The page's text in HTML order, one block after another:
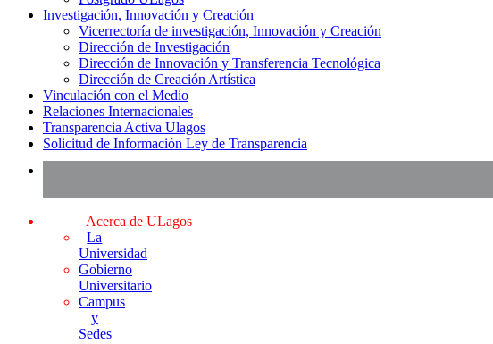
Investigación, Innovación y Creación
Vicerrectoría de investigación, Innovación y Creación
Dirección de Investigación
Dirección de Innovación y Transferencia Tecnológica
Dirección de Creación Artística
Vinculación con el Medio
Relaciones Internacionales
Transparencia Activa Ulagos
Solicitud de Información Ley de Transparencia
Acerca de ULagos
La
Universidad
Gobierno
Universitario
Campus
y
Sedes